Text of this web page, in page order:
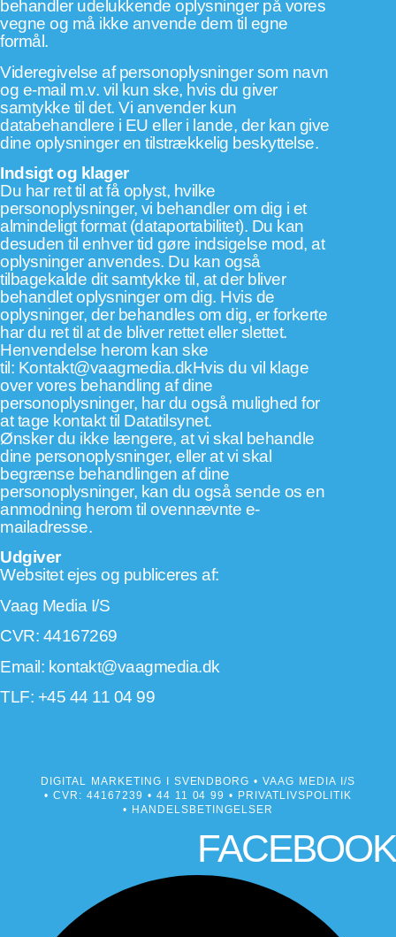
behandler udelukkende oplysninger på vores
vegne og må ikke anvende dem til egne
formål.
Videregivelse af personoplysninger som navn
og e-mail m.v. vil kun ske, hvis du giver
samtykke til det. Vi anvender kun
databehandlere i EU eller i lande, der kan give
dine oplysninger en tilstrækkelig beskyttelse.
Indsigt og klager
Du har ret til at få oplyst, hvilke
personoplysninger, vi behandler om dig i et
almindeligt format (dataportabilitet). Du kan
desuden til enhver tid gøre indsigelse mod, at
oplysninger anvendes. Du kan også
tilbagekalde dit samtykke til, at der bliver
behandlet oplysninger om dig. Hvis de
oplysninger, der behandles om dig, er forkerte
har du ret til at de bliver rettet eller slettet.
Henvendelse herom kan ske
til: Kontakt@vaagmedia.dkHvis du vil klage
over vores behandling af dine
personoplysninger, har du også mulighed for
at tage kontakt til Datatilsynet.
Ønsker du ikke længere, at vi skal behandle
dine personoplysninger, eller at vi skal
begrænse behandlingen af dine
personoplysninger, kan du også sende os en
anmodning herom til ovennævnte e-
mailadresse.
Udgiver
Websitet ejes og publiceres af:
Vaag Media I/S
CVR: 44167269
Email: kontakt@vaagmedia.dk
TLF: +45 44 11 04 99
DIGITAL MARKETING I SVENDBORG • VAAG MEDIA I/S
• CVR: 44167239 • 44 11 04 99 • PRIVATLIVSPOLITIK
• HANDELSBETINGELSER
FACEBOOK